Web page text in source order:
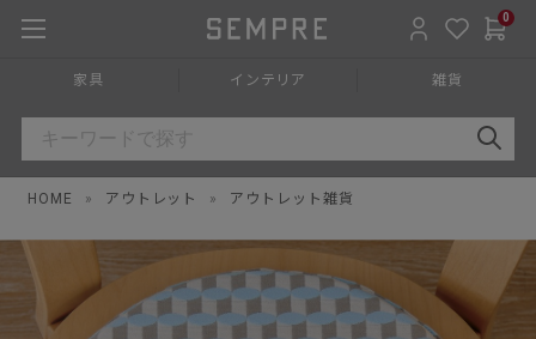
0
家具 インテリア 雑貨
HOME » アウトレット » アウトレット雑貨